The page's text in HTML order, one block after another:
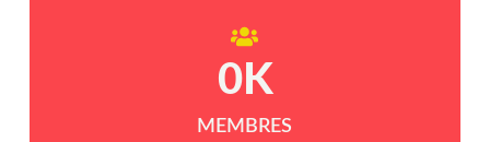
MEMBRES
0K